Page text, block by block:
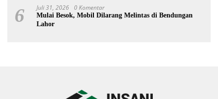
6 Juli 31, 2026 0 Komentar
Mulai Besok, Mobil Dilarang Melintas di Bendungan
Lahor